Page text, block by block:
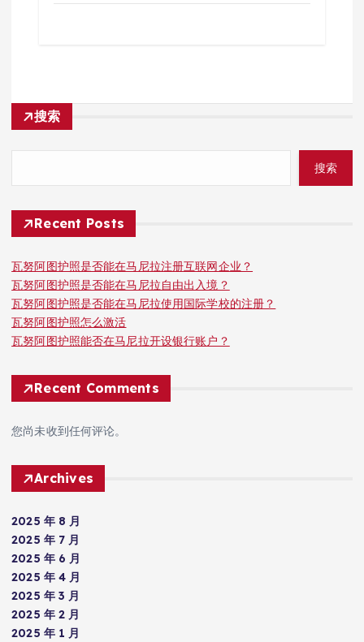
搜索
搜索
Recent Posts
瓦努阿图护照是否能在马尼拉注册互联网企业？
瓦努阿图护照是否能在马尼拉自由出入境？
瓦努阿图护照是否能在马尼拉使用国际学校的注册？
瓦努阿图护照怎么激活
瓦努阿图护照能否在马尼拉开设银行账户？
Recent Comments
您尚未收到任何评论。
Archives
2025 年 8 月
2025 年 7 月
2025 年 6 月
2025 年 4 月
2025 年 3 月
2025 年 2 月
2025 年 1 月